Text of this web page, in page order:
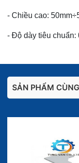
- Chiều cao:
- Độ dày tiêu chuẩn:
SẢN PHẨM